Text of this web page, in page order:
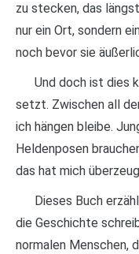
zu stecken, das
nur ein Ort, sondern
noch bevor sie
Und doch ist dies
setzt. Zwischen all
ich hängen bleibe.
Heldenposen
das hat mich
Dieses Buch
die Geschichte
normalen Menschen,